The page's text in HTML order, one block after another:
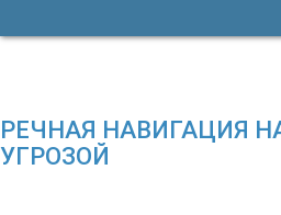
РЕЧНАЯ НАВИГАЦИЯ
УГРОЗОЙ